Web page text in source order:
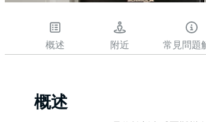
概述 附近 常見問題
概述